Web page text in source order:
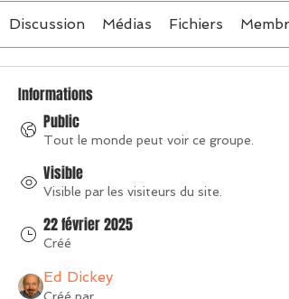
Discussion Médias Fichiers
Informations
Public
Tout le monde peut voir ce groupe.
Visible
Visible par les visiteurs du site.
22 février 2025
Créé
Ed Dickey